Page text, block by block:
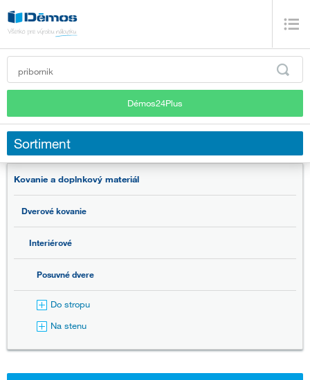
Démos24Plus
Sortiment
Kovanie a doplnkový materiál
Dverové kovanie
Interiérové
Posuvné dvere
Do stropu
Na stenu